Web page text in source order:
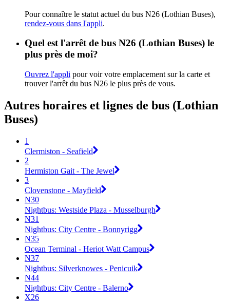
Pour connaître le statut actuel du bus N26 (Lothian Buses),
rendez-vous dans l'appli.
Quel est l'arrêt de bus N26 (Lothian Buses) le
plus près de moi?
Ouvrez l'appli pour voir votre emplacement sur la carte et
trouver l'arrêt du bus N26 le plus près de vous.
Autres horaires et lignes de bus (Lothian
Buses)
1
Clermiston - Seafield
2
Hermiston Gait - The Jewel
3
Clovenstone - Mayfield
N30
Nightbus: Westside Plaza - Musselburgh
N31
Nightbus: City Centre - Bonnyrigg
N35
Ocean Terminal - Heriot Watt Campus
N37
Nightbus: Silverknowes - Penicuik
N44
Nightbus: City Centre - Balerno
X26